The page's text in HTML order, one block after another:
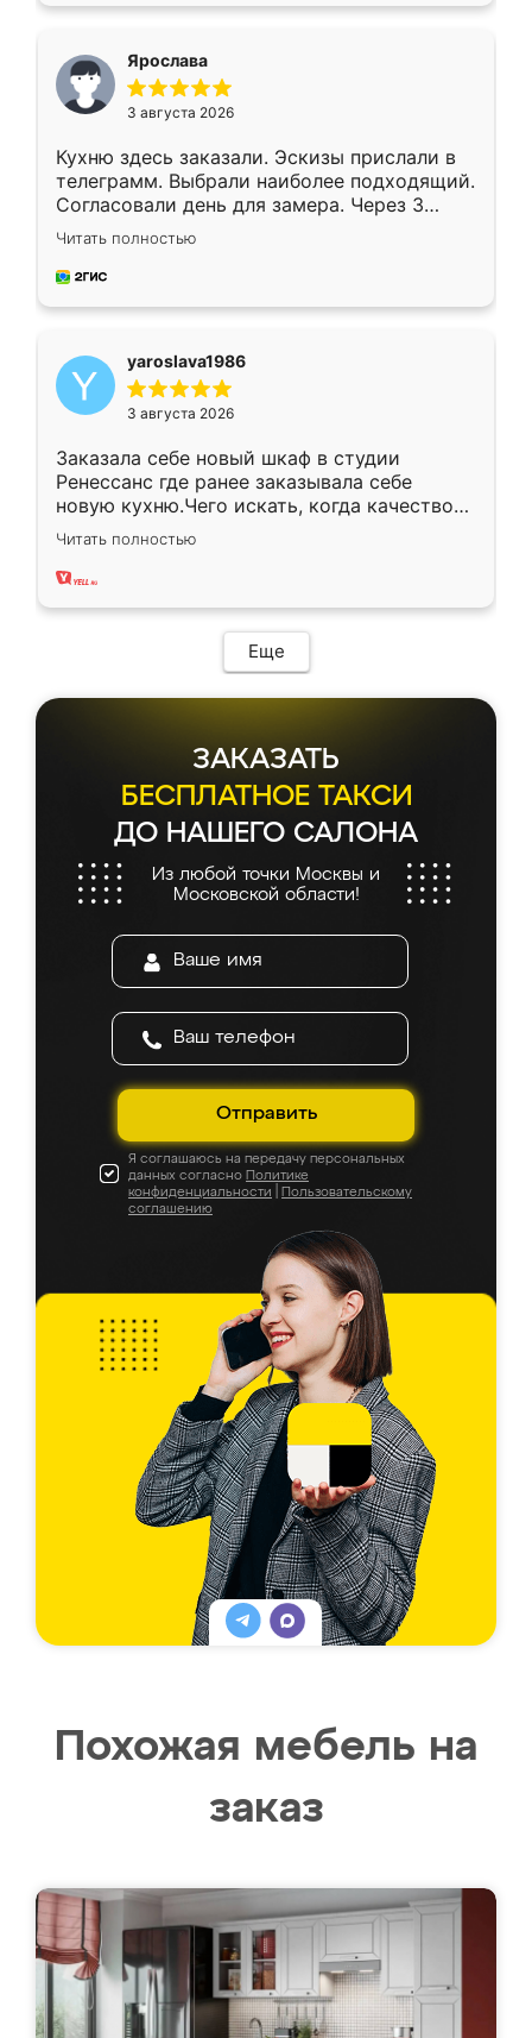
Ярослава
3 августа 2026
Кухню здесь заказали. Эскизы прислали в
телеграмм. Выбрали наиболее подходящий.
Согласовали день для замера. Через 3
недели кухня была уже готова. Остались
довольны работой. Спасибо Ренессанс
мебель за качественную работу!
Читать полностью
yaroslava1986
3 августа 2026
Заказала себе новый шкаф в студии
Ренессанс где ранее заказывала себе
новую кухню.Чего искать, когда качеством
вполне довольна. Служит кухня уже почти
два года, нареканий нет.
Читать полностью
Еще
ЗАКАЗАТЬ
БЕСПЛАТНОЕ ТАКСИ
ДО НАШЕГО САЛОНА
Из любой точки Москвы и
Московской области!
Отправить
Я соглашаюсь на передачу персональных
данных согласно Политике
конфиденциальности
Пользовательскому
соглашению
Похожая мебель на
заказ